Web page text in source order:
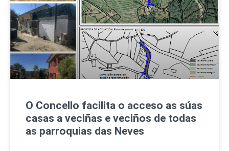
O Concello facilita o acceso as súas
casas a veciñas e veciños de todas
as parroquias das Neves